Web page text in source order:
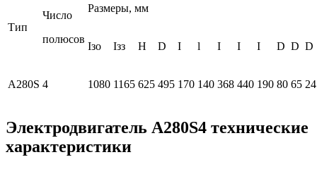
Тип
Число
полюсов
Размеры, мм
Iзо Iзз H D I l I I I D D D
А280S 4 1080 1165 625 495 170 140 368 440 190 80 65 24
Электродвигатель А280S4 технические
характеристики